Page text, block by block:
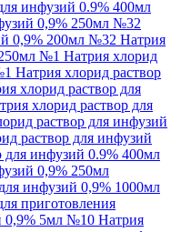
инфузий 0.9% 400мл
0,9% 250мл №32
0,9% 200мл №32 Натрия
№1 Натрия хлорид
Натрия хлорид раствор
хлорид раствор для
хлорид раствор для
раствор для инфузий
раствор для инфузий
для инфузий 0.9% 400мл
0,9% 250мл
инфузий 0,9% 1000мл
приготовления
0,9% 5мл №10 Натрия